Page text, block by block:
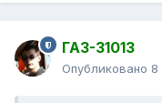
ГАЗ-31013
Опубликовано 8